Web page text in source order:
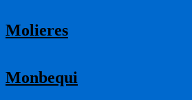
Molieres
Monbequi